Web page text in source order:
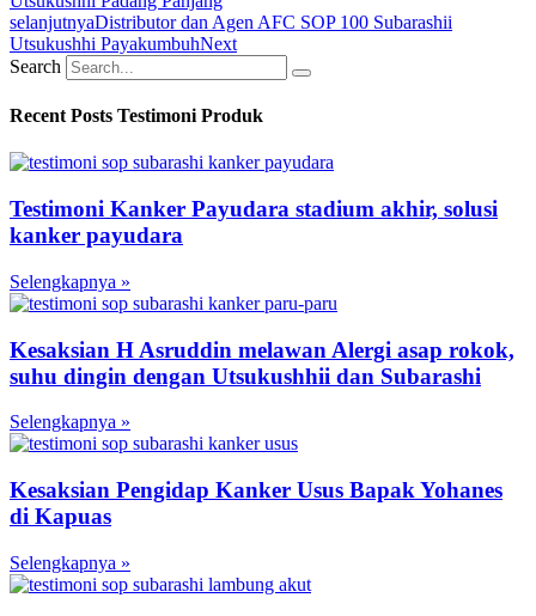
selanjutnyaDistributor dan Agen AFC SOP 100 Subarashii
Utsukushhi PayakumbuhNext
Search
Recent Posts Testimoni Produk
Testimoni Kanker Payudara stadium akhir, solusi
kanker payudara
Selengkapnya »
Kesaksian H Asruddin melawan Alergi asap rokok,
suhu dingin dengan Utsukushhii dan Subarashi
Selengkapnya »
Kesaksian Pengidap Kanker Usus Bapak Yohanes
di Kapuas
Selengkapnya »